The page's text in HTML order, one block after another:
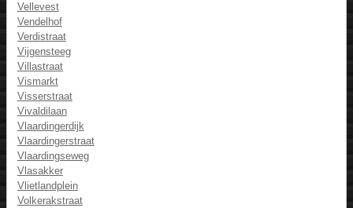
Vellevest
Vendelhof
Verdistraat
Vijgensteeg
Villastraat
Vismarkt
Visserstraat
Vivaldilaan
Vlaardingerdijk
Vlaardingerstraat
Vlaardingseweg
Vlasakker
Vlietlandplein
Volkerakstraat